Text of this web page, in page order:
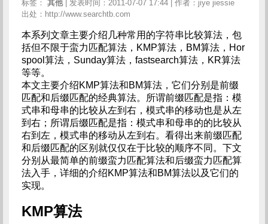
标签： 其他
| 发表时间：2011-07-07 17:44 | 作者：jiye jiessie
出处：http://www.searchtb.com
本系列文章主要介绍几种常用的字符串比较算法，包
括但不限于蛮力匹配算法，KMP算法，BM算法，Hor
spool算法，Sunday算法，fastsearch算法，KR算法
等等。
本文主要介绍KMP算法和BM算法，它们分别是前缀
匹配和后缀匹配的经典算法。所谓前缀匹配是指：模
式串和母串的比较从左到右，模式串的移动也是从左
到右；所谓后缀匹配是指：模式串和母串的的比较从
右到左，模式串的移动从左到右。看得出来前缀匹配
和后缀匹配的区别就仅仅在于比较的顺序不同。下文
分别从最简单的前缀蛮力匹配算法和后缀蛮力匹配算
法入手，详细的介绍KMP算法和BM算法以及它们的
实现。
KMP算法